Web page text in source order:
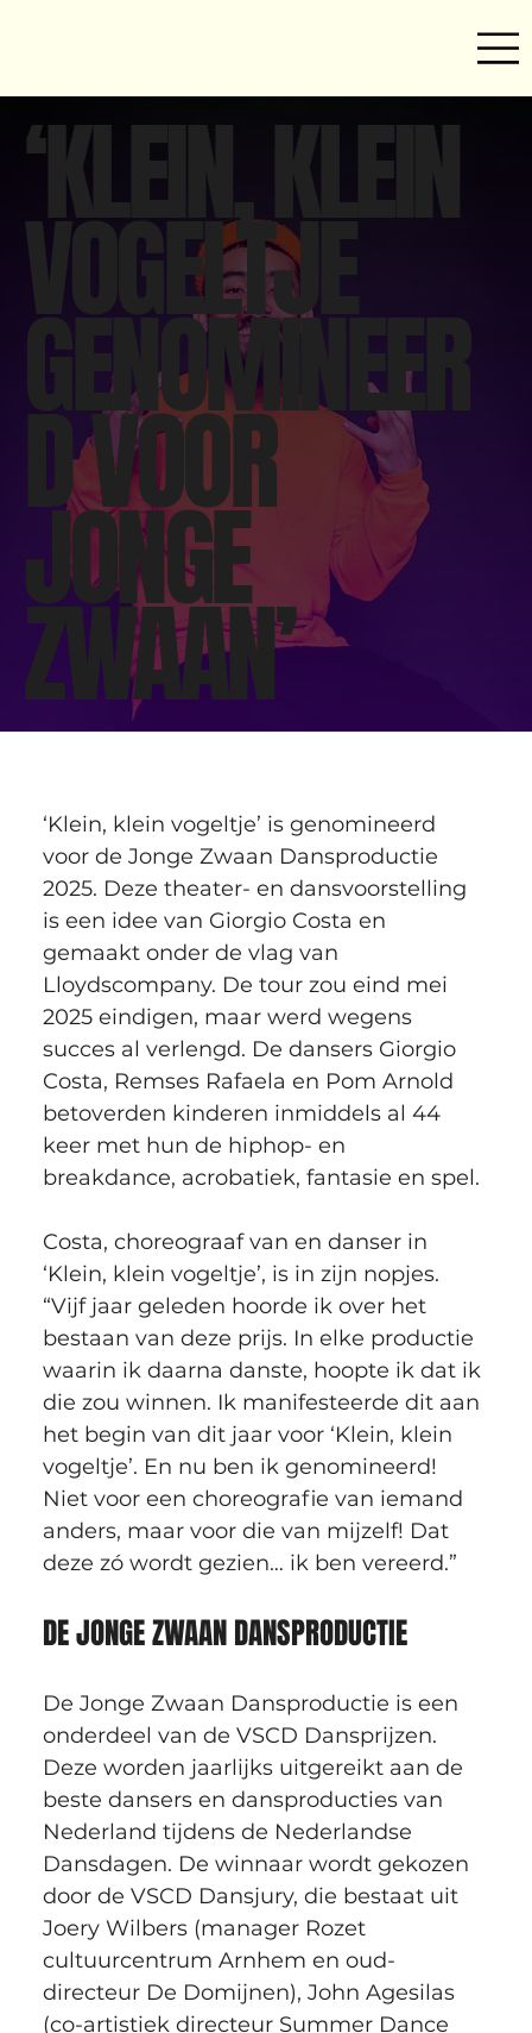
‘KLEIN, KLEIN
VOGELTJE
GENOMINEER
D VOOR
JONGE
ZWAAN’
‘Klein, klein vogeltje’ is genomineerd
voor de Jonge Zwaan Dansproductie
2025. Deze theater- en dansvoorstelling
is een idee van Giorgio Costa en
gemaakt onder de vlag van
Lloydscompany. De tour zou eind mei
2025 eindigen, maar werd wegens
succes al verlengd. De dansers Giorgio
Costa, Remses Rafaela en Pom Arnold
betoverden kinderen inmiddels al 44
keer met hun de hiphop- en
breakdance, acrobatiek, fantasie en spel.
Costa, choreograaf van en danser in
‘Klein, klein vogeltje’, is in zijn nopjes.
“Vijf jaar geleden hoorde ik over het
bestaan van deze prijs. In elke productie
waarin ik daarna danste, hoopte ik dat ik
die zou winnen. Ik manifesteerde dit aan
het begin van dit jaar voor ‘Klein, klein
vogeltje’. En nu ben ik genomineerd!
Niet voor een choreografie van iemand
anders, maar voor die van mijzelf! Dat
deze zó wordt gezien… ik ben vereerd.”
DE JONGE ZWAAN DANSPRODUCTIE
De Jonge Zwaan Dansproductie is een
onderdeel van de VSCD Dansprijzen.
Deze worden jaarlijks uitgereikt aan de
beste dansers en dansproducties van
Nederland tijdens de Nederlandse
Dansdagen. De winnaar wordt gekozen
door de VSCD Dansjury, die bestaat uit
Joery Wilbers (manager Rozet
cultuurcentrum Arnhem en oud-
directeur De Domijnen), John Agesilas
(co-artistiek directeur Summer Dance